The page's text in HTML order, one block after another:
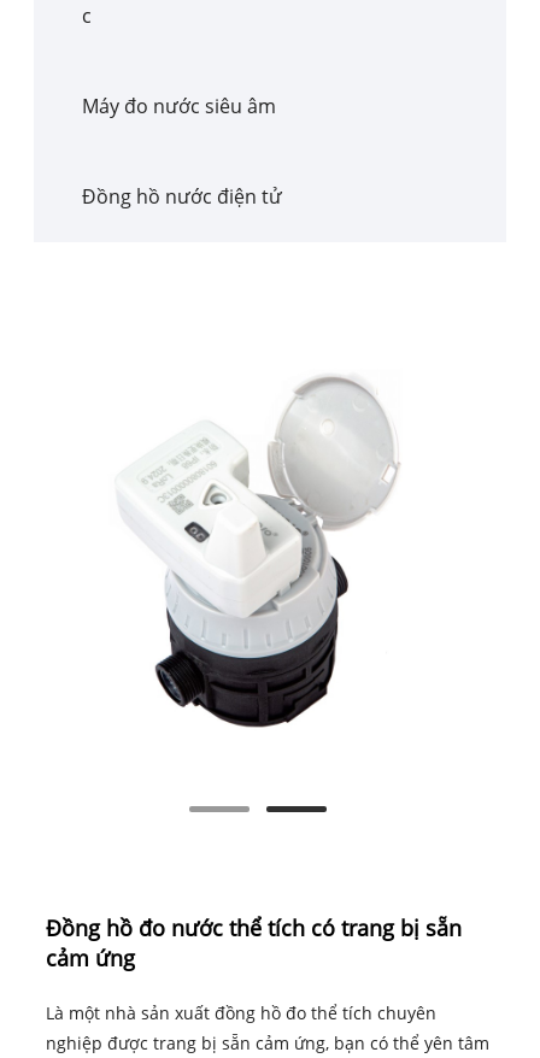
c
Máy đo nước siêu âm
Đồng hồ nước điện tử
Đồng hồ đo nước thể tích có trang bị sẵn
cảm ứng
Là một nhà sản xuất đồng hồ đo thể tích chuyên
nghiệp được trang bị sẵn cảm ứng, bạn có thể yên tâm